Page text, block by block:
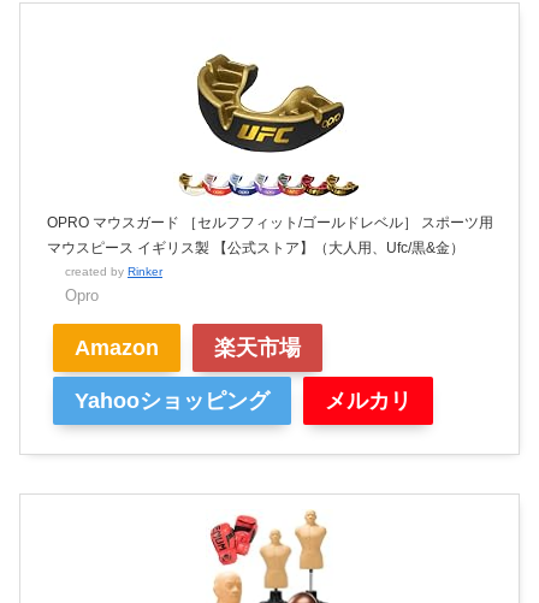
OPRO マウスガード ［セルフフィット/ゴールドレベル］ スポーツ用
マウスピース イギリス製 【公式ストア】（大人用、Ufc/黒&金）
created by Rinker
Opro
Amazon 楽天市場
Yahooショッピング メルカリ